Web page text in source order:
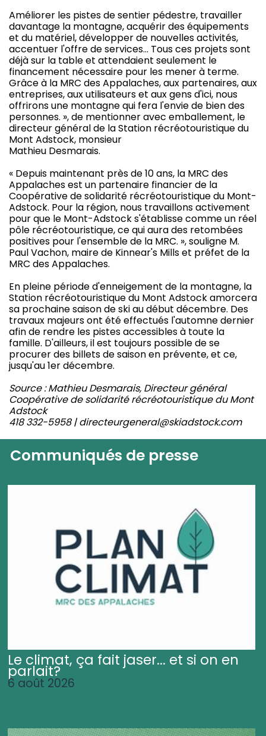
Améliorer les pistes de sentier pédestre, travailler
davantage la montagne, acquérir des équipements
et du matériel, développer de nouvelles activités,
accentuer l'offre de services… Tous ces projets sont
déjà sur la table et attendaient seulement le
financement nécessaire pour les mener à terme.
Grâce à la MRC des Appalaches, aux partenaires, aux
entreprises, aux utilisateurs et aux gens d'ici, nous
offrirons une montagne qui fera l'envie de bien des
personnes. », de mentionner avec emballement, le
directeur général de la Station récréotouristique du
Mont Adstock, monsieur
Mathieu Desmarais.
« Depuis maintenant près de 10 ans, la MRC des
Appalaches est un partenaire financier de la
Coopérative de solidarité récréotouristique du Mont-
Adstock. Pour la région, nous travaillons activement
pour que le Mont-Adstock s'établisse comme un réel
pôle récréotouristique, ce qui aura des retombées
positives pour l'ensemble de la MRC. », souligne M.
Paul Vachon, maire de Kinnear's Mills et préfet de la
MRC des Appalaches.
En pleine période d'enneigement de la montagne, la
Station récréotouristique du Mont Adstock amorcera
sa prochaine saison de ski au début décembre. Des
travaux majeurs ont été effectués l'automne dernier
afin de rendre les pistes accessibles à toute la
famille. D'ailleurs, il est toujours possible de se
procurer des billets de saison en prévente, et ce,
jusqu'au 1er décembre.
Source : Mathieu Desmarais, Directeur général
Coopérative de solidarité récréotouristique du Mont
Adstock
418 332-5958 | directeurgeneral@skiadstock.com
Communiqués de presse
Le climat, ça fait jaser... et si on en
parlait?
6 août 2026